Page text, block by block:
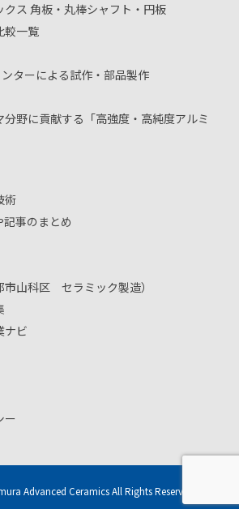
クス 角板・丸棒シャフト・円板
較一覧
ターによる試作・部品製作
野に貢献する「高強度・高純度アルミ
術
事のまとめ
山科区 セラミック製造）
ナビ
ー
Advanced Ceramics All Rights Reserved.